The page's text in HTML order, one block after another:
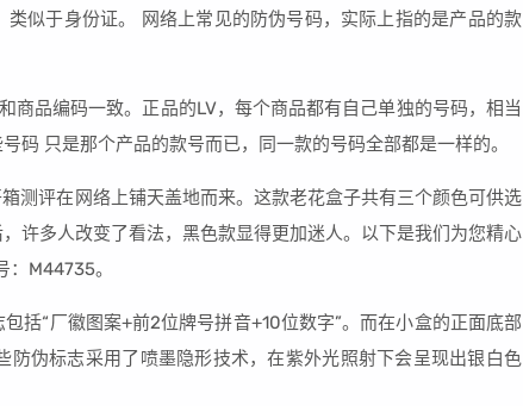
似于身份证。 网络上常见的防伪号码，实际上指的是产品的款
商品编码一致。正品的LV，每个商品都有自己单独的号码，相当
码 只是那个产品的款号而已，同一款的号码全部都是一样的。
测评在网络上铺天盖地而来。这款老花盒子共有三个颜色可供选
许多人改变了看法，黑色款显得更加迷人。以下是我们为您精心
M44735。
括“厂徽图案+前2位牌号拼音+10位数字”。而在小盒的正面底部
防伪标志采用了喷墨隐形技术，在紫外光照射下会呈现出银白色